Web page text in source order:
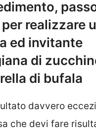
realizzare
ed invitante
di
di bufala
davvero
che devi fare